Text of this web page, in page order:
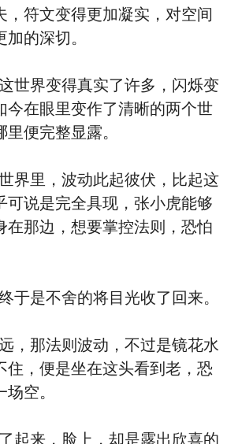
，符文变得更加凝实，对空间
的深切。
界变得真实了许多，闪烁变
今在眼里变作了清晰的两个世
便完整显露。
里，波动此起彼伏，比起这
可说是完全具现，张小虎能够
在那边，想要掌控法则，恐怕
是不舍的将目光收了回来。
那法则波动，不过是镜花水
住，便是坐在这头看到老，恐
空。
来，脸上，却是露出欣喜的